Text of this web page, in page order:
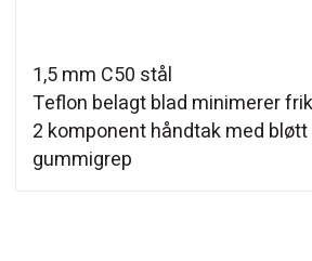
1,5 mm C50 stål
Teflon belagt blad minimerer
2 komponent håndtak med
gummigrep